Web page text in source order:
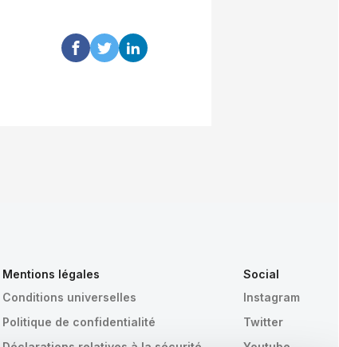
Mentions légales
Conditions universelles
Politique de confidentialité
Social
Instagram
Twitter